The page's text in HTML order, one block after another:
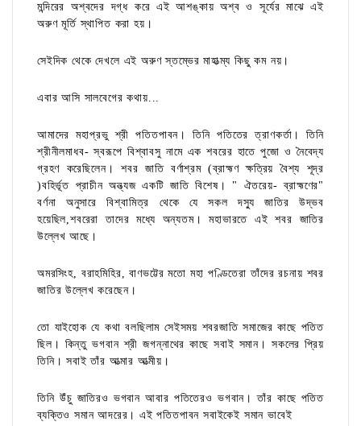
মন্দিরের অশ্বদের দগ্ধ করে এই আশঙ্কায় অশ্ব ও সূর্যের মাঝে এই
অরুণ মূর্তি স্থাপিত করা হয়।
সেইদিক থেকে দেখলে এই অরুণ স্তম্ভের মাহাত্ম্য কিছু কম নয়।
এবার আসি সালবেগের কথায়...
আমাদের মহাপ্রভু শ্রী পতিতপাবন। তিনি পতিতের ত্রাণকর্তা। তিনি
শ্রীনীলমাধব- স্বরূপে বিশ্বাবসু নামে এক শবরের হাতে পুজো ও নৈবেদ্য
গ্রহণ করেছিলেন। শবর জাতি বর্ণাশ্রম (ব্রাহ্মণ ক্ষত্রিয় বৈশ্য শূদ্র
)বহির্ভূত প্রাচীন অন্ত্যজ একটি জাতি বিশেষ। " ঐতরেয়- ব্রাহ্মণের"
বর্ণনা অনুসারে বিশ্বামিত্র থেকে যে সকল দস্যু জাতির উদ্ভব
হয়েছিল,শবরেরা তাদের মধ্যে অন্যতম। মহাভারতে এই শবর জাতির
উল্লেখ আছে।
অমরসিংহ, বরাহমিহির, বাণভট্টের মতো মহা পণ্ডিতেরা তাঁদের রচনায় শবর
জাতির উল্লেখ করেছেন।
তো যাইহোক যে কথা বলছিলাম সেইসময় শবরজাতি সমাজের কাছে পতিত
ছিল। কিন্তু ভগবান শ্রী জগন্নাথের কাছে সবাই সমান। সকলের প্রিয়
তিনি। সবাই তাঁর আত্মার আত্মীয়।
তিনি উঁচু জাতিরও ভগবান আবার পতিতেরও ভগবান। তাঁর কাছে পতিত
ব্যক্তিও সমান আদরের। এই পতিতপাবন সবাইকেই সমান ভাবেই